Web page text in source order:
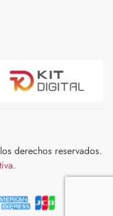
derechos reservados.
.